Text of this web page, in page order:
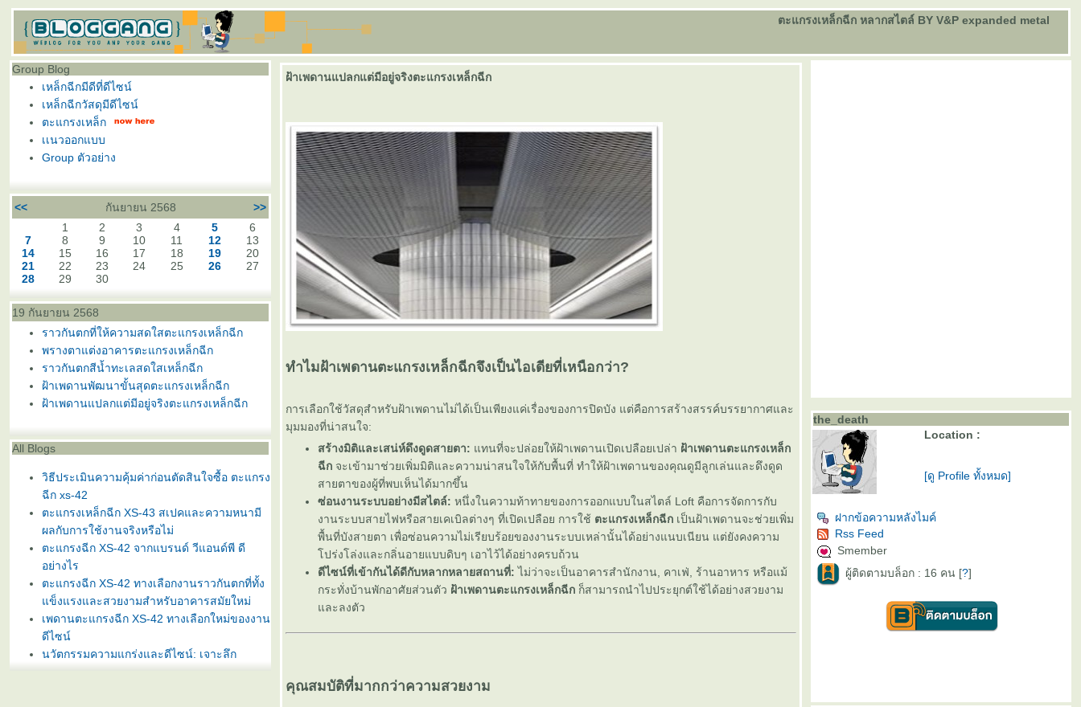
ตะแกรงเหล็กฉีก หลากสไตล์ BY V&P expanded metal
Group Blog
เหล็กฉีกมีดีที่ดีไซน์
เหล็กฉีกวัสดุมีดีไซน์
ตะแกรงเหล็ก
เเนวออกแบบ
Group ตัวอย่าง
<< กันยายน 2568
>>
1
2 3 4 5
6
7
8 9 10 11 12
13
14
15 16 17 18 19
20
21
22 23 24 25 26
27
28
29 30
19 กันยายน 2568
ราวกันตกที่ให้ความสดใสตะแกรงเหล็กฉีก
พรางตาแต่งอาคารตะแกรงเหล็กฉีก
ราวกันตกสีน้ำทะเลสดใสเหล็กฉีก
ฝ้าเพดานพัฒนาขั้นสุดตะแกรงเหล็กฉีก
ฝ้าเพดานแปลกแต่มีอยู่จริงตะแกรงเหล็กฉีก
All Blogs
วิธีประเมินความคุ้มค่าก่อนตัดสินใจซื้อ ตะแกรง
ฉีก xs-42
ตะแกรงเหล็กฉีก XS-43 สเปคและความหนามี
ผลกับการใช้งานจริงหรือไม่
ตะแกรงฉีก XS-42 จากแบรนด์ วีแอนด์พี ดี
อย่างไร
ตะแกรงฉีก XS-42 ทางเลือกงานราวกันตกที่ทั้ง
ข็งแรงและสวยงามสำหรับอาคารสมัยใหม่
เพดานตะแกรงฉีก XS-42 ทางเลือกใหม่ของงาน
ดีไซน์
นวัตกรรมความแกร่งและดีไซน์: เจาะลึก
ฝ้าเพดานแปลกแต่มีอยู่จริงตะแกรงเหล็กฉีก
ทำไมฝ้าเพดานตะแกรงเหล็กฉีกจึงเป็นไอเดียที่เหนือกว่า?
การเลือกใช้วัสดุสำหรับฝ้าเพดานไม่ได้เป็นเพียงแค่เรื่องของการปิดบัง แต่คือการสร้างสรรค์บรรยากาศและ
มุมมองที่น่าสนใจ:
สร้างมิติและเสน่ห์ดึงดูดสายตา: ทนที่จะปล่อยให้ฝ้าเพดานเปิดเปลือยเปล่า ฝ้าเพดานตะแกรงเหล็ก
ฉีก จะเข้ามาช่วยเพิ่มมิติและความน่าสนใจให้กับพื้นที่ ทำให้ฝ้าเพดานของคุณดูมีลูกเล่นและดึงดูด
สายตาของผู้ที่พบเห็นได้มากขึ้น
ซ่อนงานระบบอย่างมีสไตล์: หนึ่งในความท้าทายของการออกแบบในสไตล์ Loft คือการจัดการกับ
งานระบบสายไฟหรือสายเคเบิลต่างๆ ที่เปิดเปลือย การใช้ ตะแกรงเหล็กฉีก เป็นฝ้าเพดานจะช่วยเพิ่ม
พื้นที่บังสายตา เพื่อซ่อนความไม่เรียบร้อยของงานระบบเหล่านั้นได้อย่างแนบเนียน แต่ยังคงความ
ปร่งโล่งและกลิ่นอายแบบดิบๆ เอาไว้ได้อย่างครบถ้วน
ดีไซน์ที่เข้ากันได้ดีกับหลากหลายสถานที่: ไม่ว่าจะเป็นอาคารสำนักงาน, คาเฟ่, ร้านอาหาร หรือแม้
กระทั่งบ้านพักอาศัยส่วนตัว ฝ้าเพดานตะแกรงเหล็กฉีก ก็สามารถนำไปประยุกต์ใช้ได้อย่างสวยงาม
ละลงตัว
คุณสมบัติที่มากกว่าความสวยงาม
the_death
Location :
[ดู Profile ทั้งหมด]
ฝากข้อความหลังไมค์
Rss Feed
Smember
ผู้ติดตามบล็อก : 16 คน [?]